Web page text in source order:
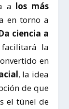
a los más
en torno a
ciencia a
facilitará la
en
, la idea
de que
el túnel de